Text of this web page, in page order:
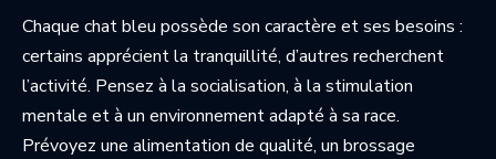
Chaque chat bleu possède son caractère et ses besoins :
certains apprécient la tranquillité, d’autres recherchent
l’activité. Pensez à la socialisation, à la stimulation
mentale et à un environnement adapté à sa race.
Prévoyez une alimentation de qualité, un brossage